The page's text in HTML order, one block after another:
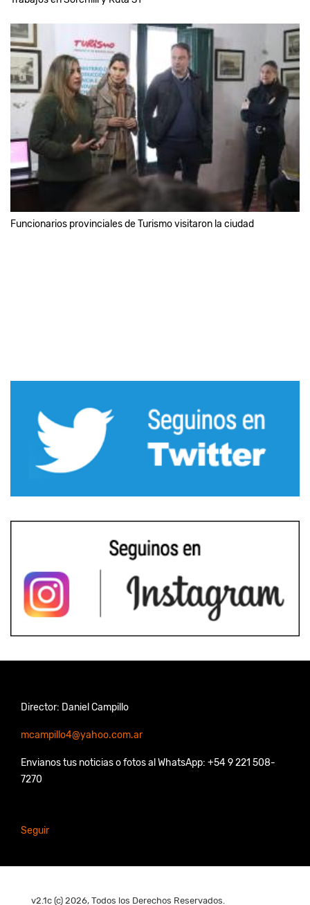
Funcionarios provinciales de Turismo visitaron la ciudad
Director: Daniel Campillo
mcampillo4@yahoo.com.ar
Envianos tus noticias o fotos al WhatsApp: +54 9 221 508-
7270
Seguir
v2.1c (c) 2026, Todos los Derechos Reservados.